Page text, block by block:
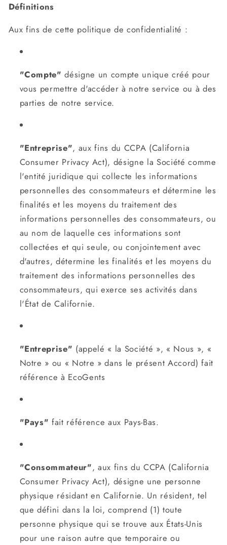
Définitions
Aux fins de cette politique de confidentialité :
"Compte" désigne un compte unique créé pour
vous permettre d'accéder à notre service ou à des
parties de notre service.
"Entreprise", aux fins du CCPA (California
Consumer Privacy Act), désigne la Société comme
l'entité juridique qui collecte les informations
personnelles des consommateurs et détermine les
finalités et les moyens du traitement des
informations personnelles des consommateurs, ou
au nom de laquelle ces informations sont
collectées et qui seule, ou conjointement avec
d'autres, détermine les finalités et les moyens du
traitement des informations personnelles des
consommateurs, qui exerce ses activités dans
l'État de Californie.
"Entreprise" (appelé « la Société », « Nous », «
Notre » ou « Notre » dans le présent Accord) fait
référence à EcoGents
"Pays" fait référence aux Pays-Bas.
"Consommateur", aux fins du CCPA (California
Consumer Privacy Act), désigne une personne
physique résidant en Californie. Un résident, tel
que défini dans la loi, comprend (1) toute
personne physique qui se trouve aux États-Unis
pour une raison autre que temporaire ou